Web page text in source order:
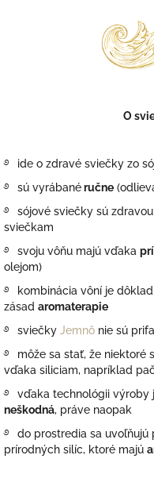
O
࿔
ide o zdravé sviečky zo
࿔
sú vyrábanéručne
࿔
sójové sviečky sú
sviečkam
࿔
svoju vôňu majú vďaka
olejom)
࿔
kombinácia vôní je
zásad aromaterapie
࿔
sviečky Jemnô nie sú
࿔
môže sa stať, že niektoré
vďaka siliciam, napríklad
࿔
vďaka technológii výroby
neškodná, práve naopak
࿔
do prostredia sa uvoľňujú
prírodných silíc, ktoré majú